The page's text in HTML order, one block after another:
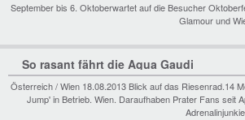
September bis 6. Oktoberwartet auf die Besucher
Glamour und
So rasant fährt die Aqua Gaudi
Österreich / Wien 18.08.2013 Blick auf das Riesenrad.14
Jump' in Betrieb. Wien. Daraufhaben Prater Fans seit